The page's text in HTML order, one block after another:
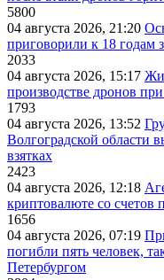
5800
04 августа 2026, 21:20
приговорили к 18 годам
2033
04 августа 2026, 15:17
производстве дронов
1793
04 августа 2026, 13:52
Волгоградской области
взятках
2423
04 августа 2026, 12:18
криптовалюте со счетов
1656
04 августа 2026, 07:19
погибли пять человек,
Петербургом